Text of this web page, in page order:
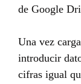
de Google
Una vez
introducir
cifras igual